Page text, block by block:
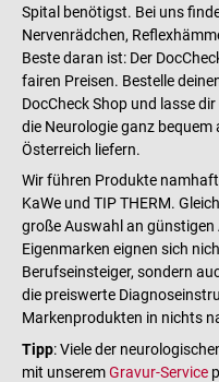
Spital benötigst. Bei uns
Nervenrädchen,
Beste daran ist: Der
fairen Preisen. Bestelle
DocCheck Shop und lasse
die Neurologie ganz bequem
Österreich liefern.
Wir führen Produkte
KaWe und TIP THERM.
große Auswahl an
Eigenmarken eignen sich
Berufseinsteiger, sondern
die preiswerte
Markenprodukten in nichts
Tipp: Viele der
mit unseremGravur-Service